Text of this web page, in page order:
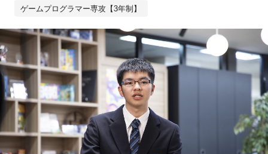
ゲームプログラマー専攻【3年制】